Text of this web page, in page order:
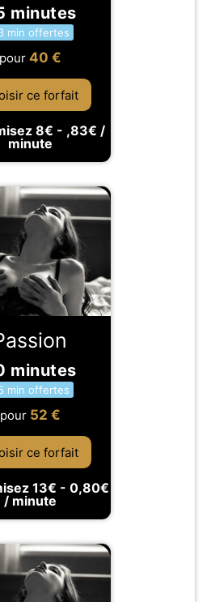
minutes
min offertes
pour 40 €
ce forfait
8€ - ,83€ /
minute
minutes
min offertes
pour 52 €
ce forfait
13€ - 0,80€
/ minute